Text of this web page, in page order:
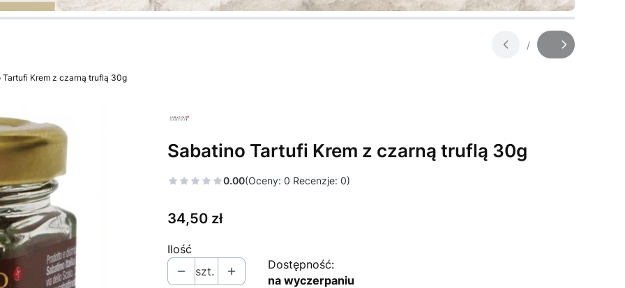
Slajd
/
z
Tartufi Krem z czarną truflą 30g
Sabatino Tartufi Krem z czarną truflą 30g
0.00(Oceny: 0 Recenzje: 0)
Cena
34,50 zł
Ilość
szt.
Dostępność:
na wyczerpaniu